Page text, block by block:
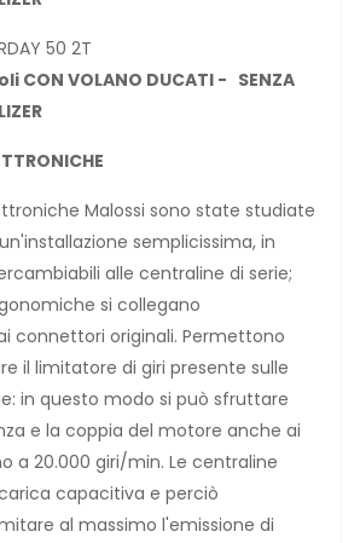
50 2T
CON VOLANO DUCATI - SENZA
Malossi sono state studiate
semplicissima, in
alle centraline di serie;
si collegano
connettori originali. Permettono
il limitatore di giri presente sulle
in questo modo si può sfruttare
e la coppia del motore anche ai
a 20.000 giri/min. Le centraline
capacitiva e perciò
al massimo l'emissione di